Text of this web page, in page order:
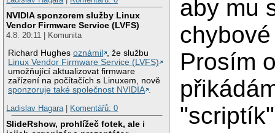
NVIDIA sponzorem služby Linux
Vendor Firmware Service (LVFS)
4.8. 20:11 | Komunita
Richard Hughesoznámil
, že službu
Linux Vendor Firmware Service (LVFS)
umožňující aktualizovat firmware
zařízení na počítačích s Linuxem, nově
sponzoruje také společnost NVIDIA .
Ladislav Hagara | Komentářů: 0
SlideRshow, prohlížeč fotek, ale i
aby mu
Prosím